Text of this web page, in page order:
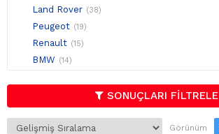
Land Rover (38)
Peugeot (19)
Renault (15)
BMW (14)
Audi (9)
Mitsubishi (9)
SONUÇLARI FİLTRELE
Görünüm